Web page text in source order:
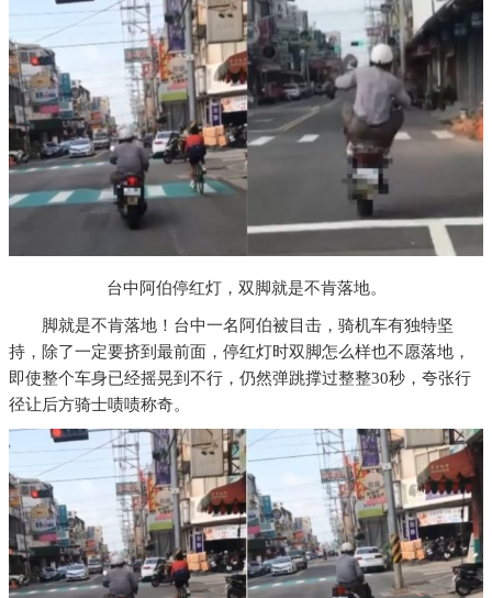
台中阿伯停红灯，双脚就是不肯落地。
脚就是不肯落地！台中一名阿伯被目击，骑机车有独特坚
持，除了一定要挤到最前面，停红灯时双脚怎么样也不愿落地，
即使整个车身已经摇晃到不行，仍然弹跳撑过整整30秒，夸张行
径让后方骑士啧啧称奇。